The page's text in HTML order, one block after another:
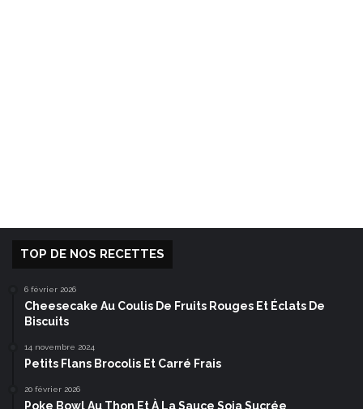
TOP DE NOS RECETTES
6 février 2026
Cheesecake Au Coulis De Fruits Rouges Et Éclats De
Biscuits
14 novembre 2024
Petits Flans Brocolis Et Carré Frais
20 février 2026
Poke Bowl Au Thon Et À La Sauce Soja Sucrée